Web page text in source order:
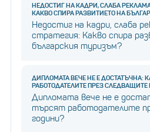
НЕДОСТИГ НА КАДРИ, СЛАБА
КАКВО СПИРА РАЗВИТИЕТО НА
Недостиг на кадри, слаба
стратегия: Какво спира
българския туризъм?
ДИПЛОМАТА ВЕЧЕ НЕ Е ДОСТАТЪЧНА:
РАБОТОДАТЕЛИТЕ ПРЕЗ
Дипломата вече не е
търсят работодателите
години?